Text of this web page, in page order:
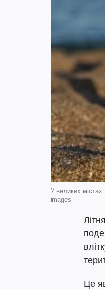
У великих містах
images
Це